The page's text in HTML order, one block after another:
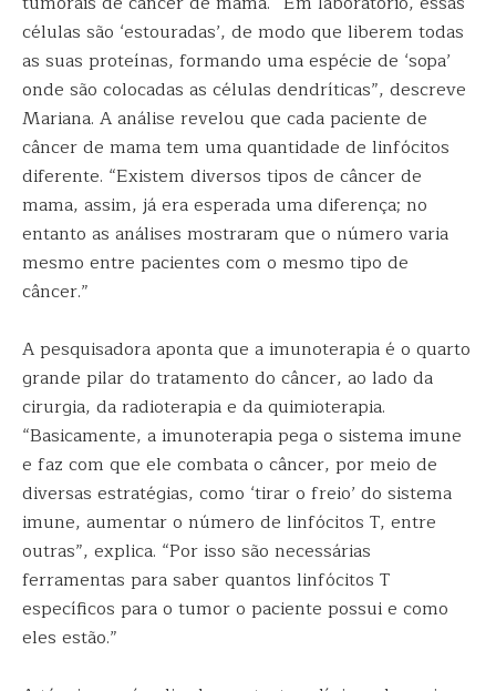
células são ‘estouradas’, de modo que liberem todas
as suas proteínas, formando uma espécie de ‘sopa’
onde são colocadas as células dendríticas”, descreve
Mariana. A análise revelou que cada paciente de
câncer de mama tem uma quantidade de linfócitos
diferente. “Existem diversos tipos de câncer de
mama, assim, já era esperada uma diferença; no
entanto as análises mostraram que o número varia
mesmo entre pacientes com o mesmo tipo de
câncer.”
A pesquisadora aponta que a imunoterapia é o quarto
grande pilar do tratamento do câncer, ao lado da
cirurgia, da radioterapia e da quimioterapia.
“Basicamente, a imunoterapia pega o sistema imune
e faz com que ele combata o câncer, por meio de
diversas estratégias, como ‘tirar o freio’ do sistema
imune, aumentar o número de linfócitos T, entre
outras”, explica. “Por isso são necessárias
ferramentas para saber quantos linfócitos T
específicos para o tumor o paciente possui e como
eles estão.”